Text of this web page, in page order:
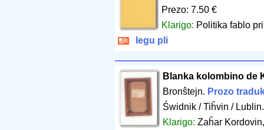
Prezo: 7.50 €
Klarigo: Politika fablo
legu pli
Blanka kolombino de
Bronŝtejn. Prozo
Świdnik / Tiĥvin /
Klarigo: Zaĥar